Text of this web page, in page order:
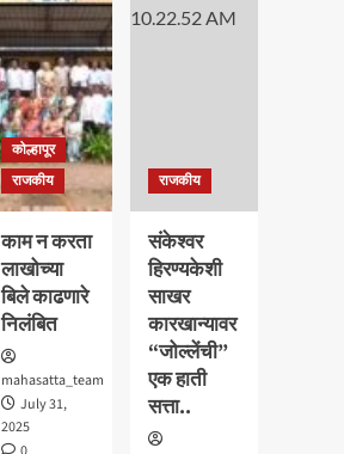
सांगली
मिरजेतील आयडियल स्मार्ट
स्कूलमध्ये दहावीच्या विद्यार्थी
मंत्रिमंडळाचा पदग्रहण सोहळा
कोल्हापूर
राजकीय
काम न करता
लाखोच्या
बिले काढणारे
निलंबित
mahasatta_team
July 31,
2025
राजकीय
संकेश्वर
हिरण्यकेशी
साखर
कारखान्यावर
“जोल्लेंची”
एक हाती
सत्ता..